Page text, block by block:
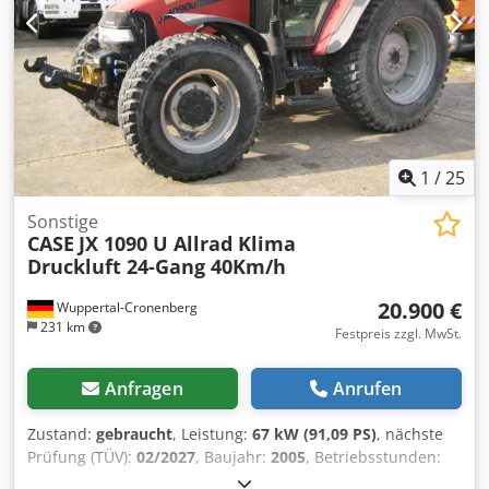
1 /25
Wuppertal-Cronenberg
231 km
Sonstige
CASE JX 1090 U Allrad Klima
Druckluft 24-Gang 40Km/h
20.900 €
Festpreis zzgl. MwSt.
Anfragen Anrufen
Zustand: gebraucht, Leistung: 67 kW (91,09 PS), nächste
Prüfung (TÜV): 02/2027, Baujahr: 2005, Betriebsstunden:
Allradantrieb, Kabine, Klimaanlage